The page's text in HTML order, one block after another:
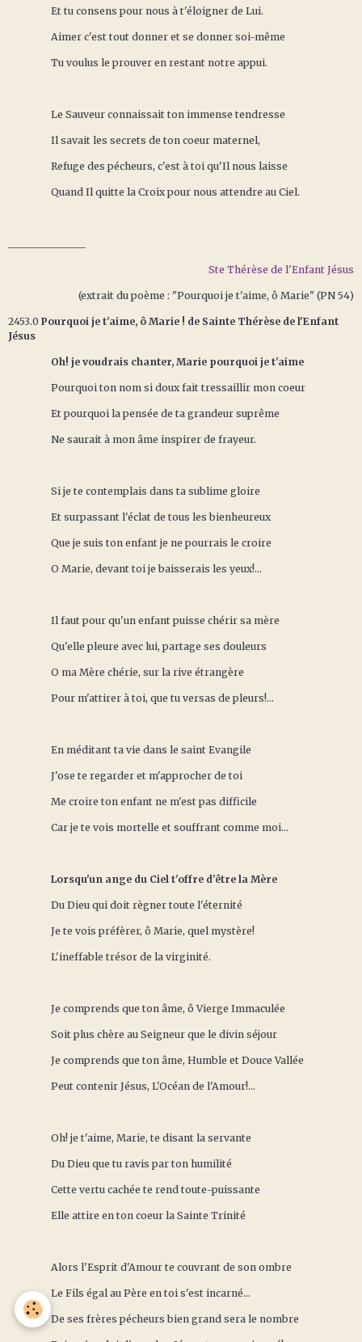
Et tu consens pour nous à t'éloigner de Lui.
Aimer c'est tout donner et se donner soi-même
Tu voulus le prouver en restant notre appui.
Le Sauveur connaissait ton immense tendresse
Il savait les secrets de ton coeur maternel,
Refuge des pécheurs, c'est à toi qu'Il nous laisse
Quand Il quitte la Croix pour nous attendre au Ciel.
Ste Thérèse de l'Enfant Jésus
(extrait du poème : "Pourquoi je t'aime, ô Marie" (PN 54)
2453.0 Pourquoi je t'aime, ô Marie ! de Sainte Thérèse de l'Enfant
Jésus
Oh! je voudrais chanter, Marie pourquoi je t'aime
Pourquoi ton nom si doux fait tressaillir mon coeur
Et pourquoi la pensée de ta grandeur suprême
Ne saurait à mon âme inspirer de frayeur.
Si je te contemplais dans ta sublime gloire
Et surpassant l'éclat de tous les bienheureux
Que je suis ton enfant je ne pourrais le croire
O Marie, devant toi je baisserais les yeux!...
Il faut pour qu'un enfant puisse chérir sa mère
Qu'elle pleure avec lui, partage ses douleurs
O ma Mère chérie, sur la rive étrangère
Pour m'attirer à toi, que tu versas de pleurs!...
En méditant ta vie dans le saint Evangile
J'ose te regarder et m'approcher de toi
Me croire ton enfant ne m'est pas difficile
Car je te vois mortelle et souffrant comme moi...
Lorsqu'un ange du Ciel t'offre d'être la Mère
Du Dieu qui doit règner toute l'éternité
Je te vois préfèrer, ô Marie, quel mystère!
L'ineffable trésor de la virginité.
Je comprends que ton âme, ô Vierge Immaculée
Soit plus chère au Seigneur que le divin séjour
Je comprends que ton âme, Humble et Douce Vallée
Peut contenir Jésus, L'Océan de l'Amour!...
Oh! je t'aime, Marie, te disant la servante
Du Dieu que tu ravis par ton humilité
Cette vertu cachée te rend toute-puissante
Elle attire en ton coeur la Sainte Trinité
Alors l'Esprit d'Amour te couvrant de son ombre
Le Fils égal au Père en toi s'est incarné...
De ses frères pécheurs bien grand sera le nombre